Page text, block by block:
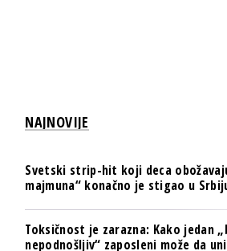
NAJNOVIJE
Svetski strip-hit koji deca
majmuna“ konačno je stigao u
Toksičnost je zarazna: Kako jedan
nepodnošljiv“ zaposleni može da